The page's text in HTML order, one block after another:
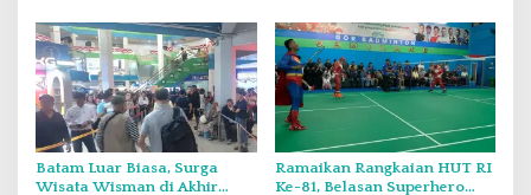
Batam Luar Biasa, Surga
Wisata Wisman di Akhir
Ramaikan Rangkaian HUT RI
Ke-81, Belasan Superhero